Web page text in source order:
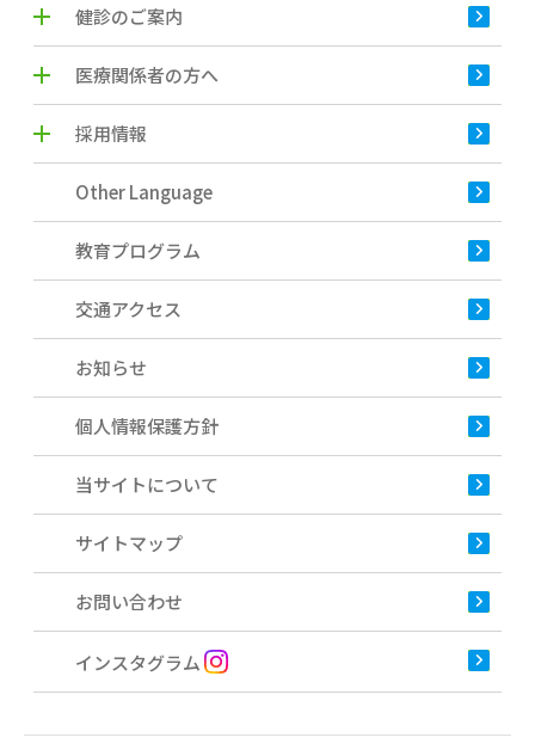
健診のご案内
医療関係者の方へ
採用情報
Other Language
教育プログラム
交通アクセス
お知らせ
個人情報保護方針
当サイトについて
サイトマップ
お問い合わせ
インスタグラム